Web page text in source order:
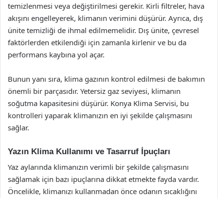
temizlenmesi veya değiştirilmesi gerekir. Kirli filtreler, hava
akışını engelleyerek, klimanın verimini düşürür. Ayrıca, dış
ünite temizliği de ihmal edilmemelidir. Dış ünite, çevresel
faktörlerden etkilendiği için zamanla kirlenir ve bu da
performans kaybına yol açar.
Bunun yanı sıra, klima gazının kontrol edilmesi de bakımın
önemli bir parçasıdır. Yetersiz gaz seviyesi, klimanın
soğutma kapasitesini düşürür. Konya Klima Servisi, bu
kontrolleri yaparak klimanızın en iyi şekilde çalışmasını
sağlar.
Yazın Klima Kullanımı ve Tasarruf İpuçları
Yaz aylarında klimanızın verimli bir şekilde çalışmasını
sağlamak için bazı ipuçlarına dikkat etmekte fayda vardır.
Öncelikle, klimanızı kullanmadan önce odanın sıcaklığını